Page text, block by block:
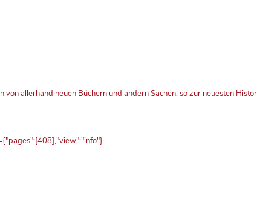
allerhand neuen Büchern und andern Sachen, so zur neuesten